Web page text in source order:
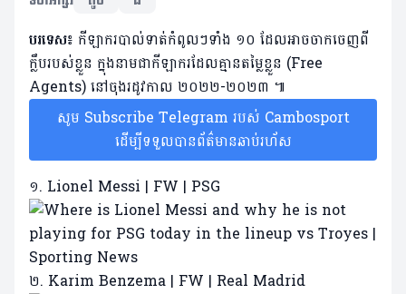
បរទេស៖ កីឡាករ​បាល់ទាត់​កំពូល​ៗទាំង ១០ ​ដែល​អាច​ចាក​ចេញ​ពី​
ក្លឹប​របស់​ខ្លួន ​ក្នុង​នាម​ជា​កីឡាករដែលគ្មានតម្លៃខ្លួន (Free
Agents) ​នៅ​ចុង​រដូវ​កាល ២០២២-២០២៣ ៕
សូម Subscribe Telegram របស់ Cambosport
ដើម្បីទទួលបានព័ត៌មានឆាប់រហ័ស
១. Lionel Messi | FW | PSG
២. Karim Benzema | FW | Real Madrid